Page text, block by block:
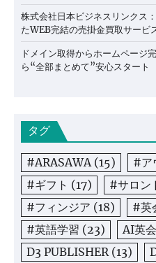
株式会社日本ビジネスリンクス
たWEB完結の売掛金買取サービ
ドメイン取得からホームページ
ら“全部まとめて”安心スタート
タグ
#ARASAWA(15) #ア
#ギフト (17) #サロン
#フィンジア (18) #英
#英語学習 (23) AI英
D3 PUBLISHER(13)